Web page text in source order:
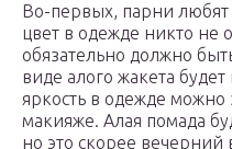
Во-первых, парни любят
цвет в одежде никто не
обязательно должно
виде алого жакета будет
яркость в одежде можно
макияже. Алая помада
но это скорее